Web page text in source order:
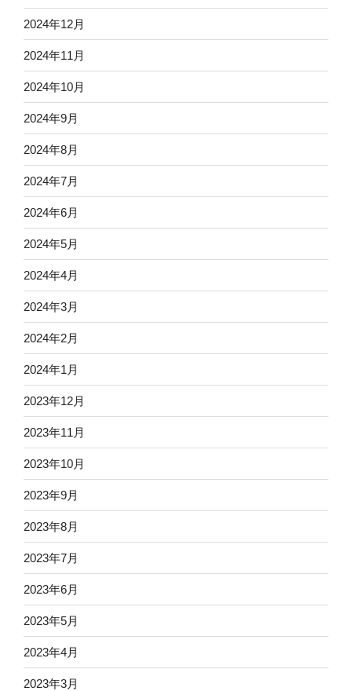
2024年12月
2024年11月
2024年10月
2024年9月
2024年8月
2024年7月
2024年6月
2024年5月
2024年4月
2024年3月
2024年2月
2024年1月
2023年12月
2023年11月
2023年10月
2023年9月
2023年8月
2023年7月
2023年6月
2023年5月
2023年4月
2023年3月